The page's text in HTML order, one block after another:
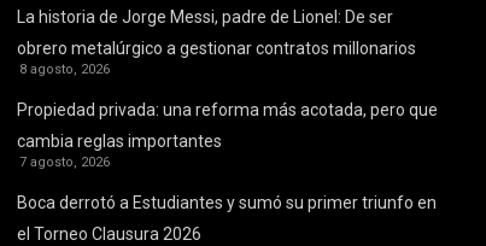
La historia de Jorge Messi, padre de Lionel: De ser
obrero metalúrgico a gestionar contratos millonarios
8 agosto, 2026
Propiedad privada: una reforma más acotada, pero que
cambia reglas importantes
7 agosto, 2026
Boca derrotó a Estudiantes y sumó su primer triunfo en
el Torneo Clausura 2026